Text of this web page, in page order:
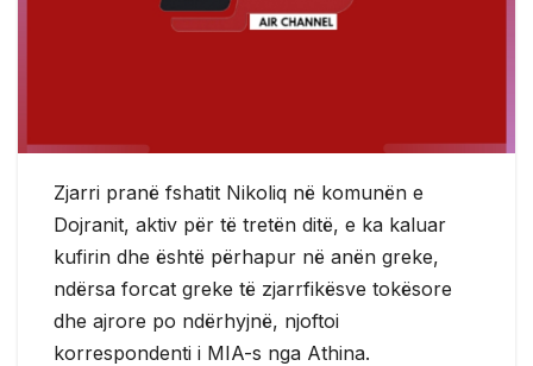
Zjarri pranë fshatit Nikoliq në komunën e
Dojranit, aktiv për të tretën ditë, e ka kaluar
kufirin dhe është përhapur në anën greke,
ndërsa forcat greke të zjarrfikësve tokësore
dhe ajrore po ndërhyjnë, njoftoi
korrespondenti i MIA-s nga Athina.